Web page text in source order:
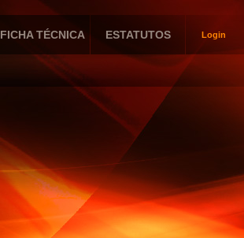
FICHA TÉCNICA ESTATUTOS Login